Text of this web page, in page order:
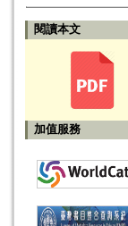
閱讀本文
加值服務